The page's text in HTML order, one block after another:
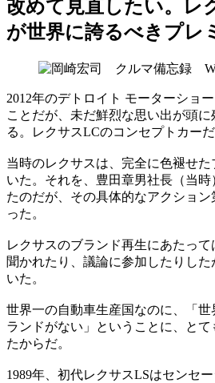
改めて見直したい。レ
が世界に誇るべきプレ
2012年のデトロイト モーターショ
ことだが、未だ鮮烈な思い出が頭
る。レクサスLCのコンセプトカーだ
当時のレクサスは、完全に色褪せ
いた。それを、豊田章男社長（当
たのだが、その具体的なアクショ
った。
レクサスのブランド再生にあたっ
聞かれたり、議論に参加したりし
いた。
世界一の自動車生産国なのに、「
ランドがない」ということに、と
たからだ。
1989年、初代レクサスLSはセンセ